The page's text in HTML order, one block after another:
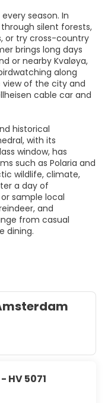
season. In
silent forests,
or try cross-country
brings long days
or nearby Kvaløya,
along
view of the city and
cable car and
historical
with its
window, has
such as Polaria and
wildlife, climate,
a day of
sample local
and
from casual
dining.
5071